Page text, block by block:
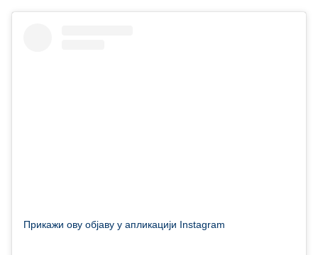
Прикажи ову објаву у апликацији Instagram